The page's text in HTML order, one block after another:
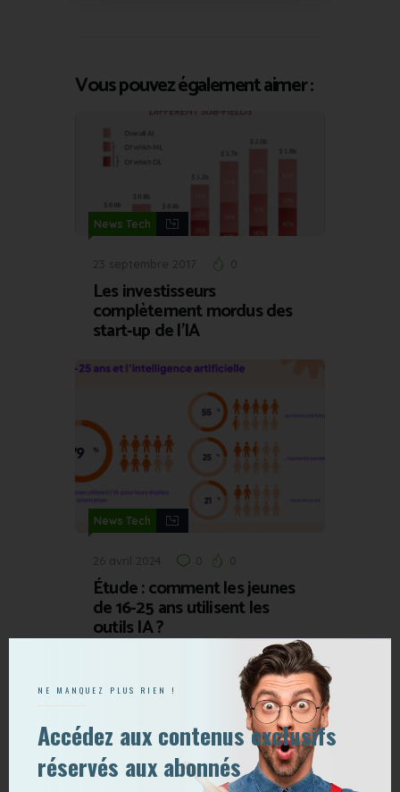
Vous pouvez également aimer :
News Tech
23 septembre 2017 0
Les investisseurs
complètement mordus des
start-up de l’IA
News Tech
26 avril 2024 0 0
Étude : comment les jeunes
de 16-25 ans utilisent les
outils IA ?
NE MANQUEZ PLUS RIEN !
Accédez aux contenus exclusifs
réservés aux abonnés